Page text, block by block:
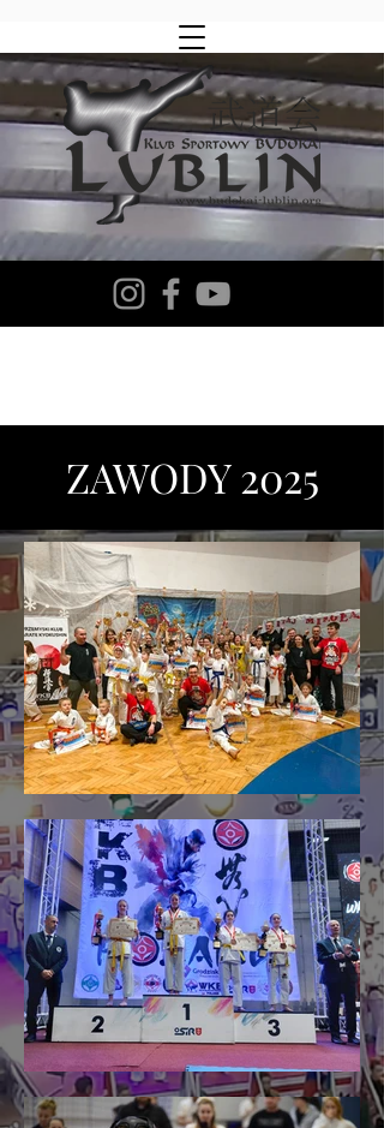
ZAWODY 2025